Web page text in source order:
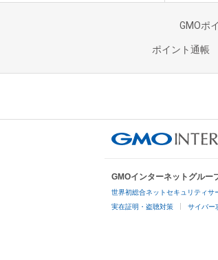
GMOポ
ポイント通帳
GMOインターネットグルー
世界初総合ネットセキュリティサ
実在証明・盗聴対策 サイバー